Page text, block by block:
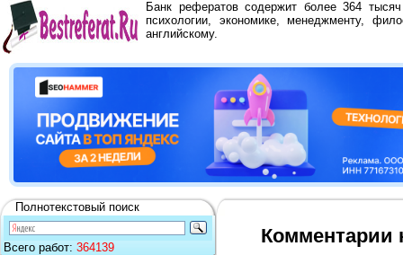
Банк рефератов содержит более 364
психологии, экономике, менеджменту,
английскому.
Полнотекстовый поиск
Всего работ: 364139
Комментарии